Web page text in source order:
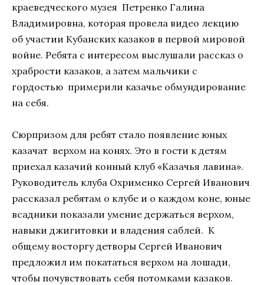
краеведческого музея Петренко Галина
Владимировна, которая провела видео лекцию
об участии Кубанских казаков в первой мировой
войне. Ребята с интересом выслушали рассказ о
храбрости казаков, а затем мальчики с
гордостью примерили казачье обмундирование
на себя.
Сюрпризом для ребят стало появление юных
казачат верхом на конях. Это в гости к детям
приехал казачий конный клуб «Казачья лавина».
Руководитель клуба Охрименко Сергей Иванович
рассказал ребятам о клубе и о каждом коне, юные
всадники показали умение держаться верхом,
навыки джигитовки и владения саблей. К
общему восторгу детворы Сергей Иванович
предложил им покататься верхом на лошади,
чтобы почувствовать себя потомками казаков.